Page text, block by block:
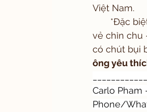
Việt Nam.
vẻ chỉn chu
có chút bụi
ông yêu
Carlo Pham
Phone/